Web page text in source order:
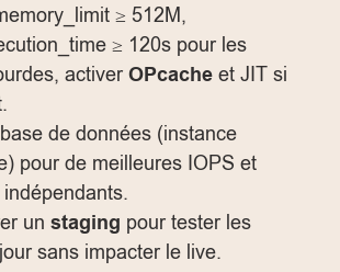
≥ 512M,
≥ 120s pour les
activer OPcache et JIT si
de données (instance
pour de meilleures IOPS et
un staging pour tester les
sans impacter le live.